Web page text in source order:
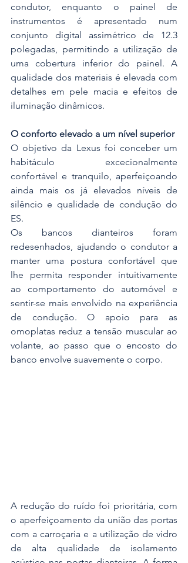
condutor, enquanto o painel de
instrumentos é apresentado num
conjunto digital assimétrico de 12.3
polegadas, permitindo a utilização de
uma cobertura inferior do painel. A
qualidade dos materiais é elevada com
detalhes em pele macia e efeitos de
iluminação dinâmicos.
O conforto elevado a um nível superior
O objetivo da Lexus foi conceber um
habitáculo excecionalmente
confortável e tranquilo, aperfeiçoando
ainda mais os já elevados níveis de
silêncio e qualidade de condução do
ES.
Os bancos dianteiros foram
redesenhados, ajudando o condutor a
manter uma postura confortável que
lhe permita responder intuitivamente
ao comportamento do automóvel e
sentir-se mais envolvido na experiência
de condução. O apoio para as
omoplatas reduz a tensão muscular ao
volante, ao passo que o encosto do
banco envolve suavemente o corpo.
A redução do ruído foi prioritária, com
o aperfeiçoamento da união das portas
com a carroçaria e a utilização de vidro
de alta qualidade de isolamento